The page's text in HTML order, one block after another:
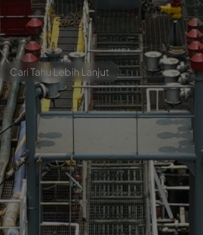
Cari Tahu Lebih Lanjut